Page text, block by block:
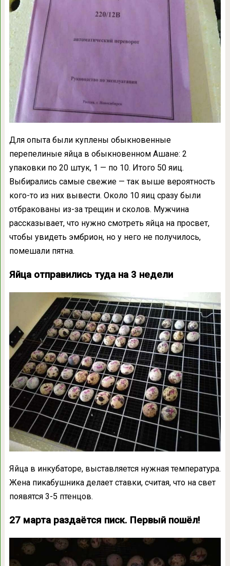
Для опыта были куплены обыкновенные
перепелиные яйца в обыкновенном Ашане: 2
упаковки по 20 штук, 1 — по 10. Итого 50 яиц.
Выбирались самые свежие — так выше вероятность
кого-то из них вывести. Около 10 яиц сразу были
отбракованы из-за трещин и сколов. Мужчина
рассказывает, что нужно смотреть яйца на просвет,
чтобы увидеть эмбрион, но у него не получилось,
помешали пятна.
Яйца отправились туда на 3 недели
Яйца в инкубаторе, выставляется нужная температура.
Жена пикабушника делает ставки, считая, что на свет
появятся 3-5 птенцов.
27 марта раздаётся писк. Первый пошёл!